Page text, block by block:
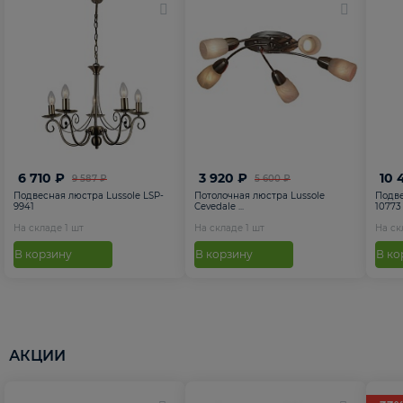
9 587 ₽
6 710 ₽
Подвесная люстра Lussole LSP-
9941
На складе 1 шт
В корзину
5 600 ₽
3 920 ₽
Потолочная люстра Lussole
Cevedale ...
На складе 1 шт
В корзину
10
10773
На
В
АКЦИИ